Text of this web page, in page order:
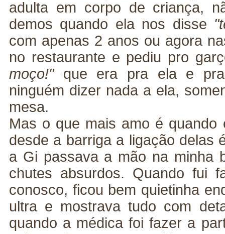
adulta em corpo de criança,
demos quando ela nos disse
com apenas 2 anos ou agora
no restaurante e pediu pro
moço!"que era pra ela e pra
ninguém dizer nada a ela,
mesa.
Mas o que mais amo é
desde a barriga a ligação delas
a Gi passava a mão na minha
chutes absurdos. Quando fui
conosco, ficou bem quietinha
ultra e mostrava tudo com
quando a médica foi fazer a